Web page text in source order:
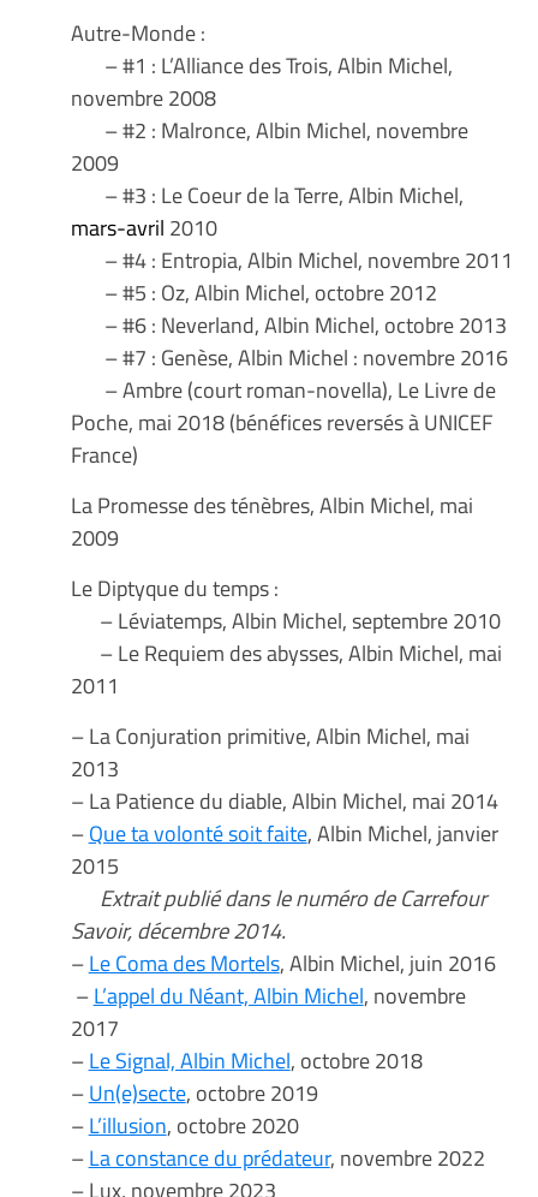
Autre-Monde :
– #1 : L’Alliance des Trois, Albin Michel,
novembre 2008
– #2 : Malronce, Albin Michel, novembre
2009
– #3 : Le Coeur de la Terre, Albin Michel,
mars-avril 2010
– #4 : Entropia, Albin Michel, novembre 2011
– #5 : Oz, Albin Michel, octobre 2012
– #6 : Neverland, Albin Michel, octobre 2013
– #7 : Genèse, Albin Michel : novembre 2016
– Ambre (court roman-novella), Le Livre de
Poche, mai 2018 (bénéfices reversés à UNICEF
France)
La Promesse des ténèbres, Albin Michel, mai
2009
Le Diptyque du temps :
– Léviatemps, Albin Michel, septembre 2010
– Le Requiem des abysses, Albin Michel, mai
2011
– La Conjuration primitive, Albin Michel, mai
2013
– La Patience du diable, Albin Michel, mai 2014
–Que ta volonté soit faite, Albin Michel, janvier
2015
Extrait publié dans le numéro de Carrefour
Savoir, décembre 2014.
–Le Coma des Mortels, Albin Michel, juin 2016
–L’appel du Néant, Albin Michel, novembre
2017
–Le Signal, Albin Michel, octobre 2018
–Un(e)secte, octobre 2019
–L’illusion, octobre 2020
–La constance du prédateur, novembre 2022
– Lux, novembre 2023